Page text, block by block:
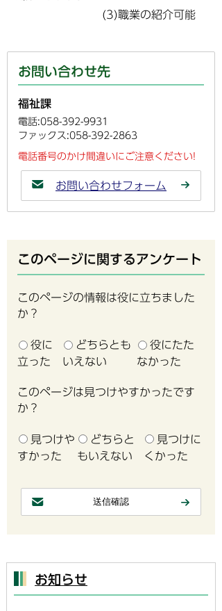
(3)職業の紹介可能
お問い合わせ先
福祉課
電話:058-392-9931
ファックス:058-392-2863
電話番号のかけ間違いにご注意ください!
お問い合わせフォーム
このページに関するアンケート
このページの情報は役に立ちました
か？
役に
立った
どちらとも
いえない
役にたた
なかった
このページは見つけやすかったです
か？
見つけや
すかった
どちらと
もいえない
見つけに
くかった
お知らせ